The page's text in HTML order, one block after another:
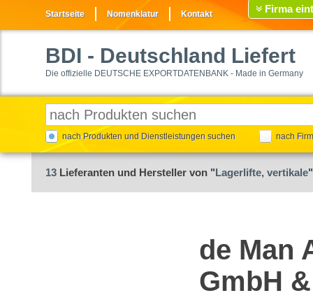
Startseite Nomenklatur Kontakt Firma
BDI - Deutschland Liefert
Die offizielle DEUTSCHE EXPORTDATENBANK - Made in Germany
nach Produkten und Dienstleistungen suchen nach
13 Lieferanten und Hersteller von "Lagerlifte, vertikale
de Man
GmbH